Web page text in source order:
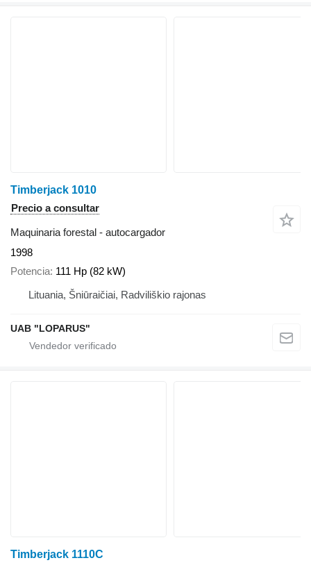
Timberjack 1010
Precio a consultar
Maquinaria forestal - autocargador
1998
Potencia 111 Hp (82 kW)
Lituania, Šniūraičiai, Radviliškio rajonas
UAB "LOPARUS"
Timberjack 1110C